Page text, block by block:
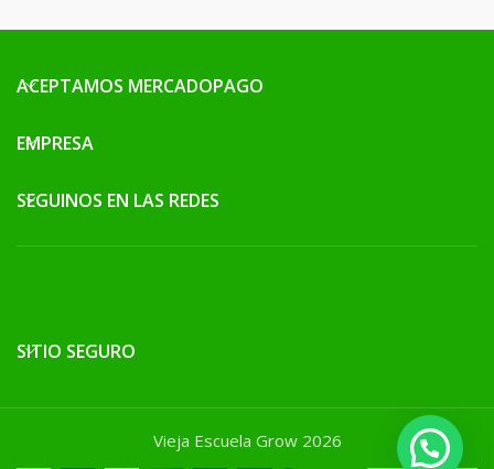
ACEPTAMOS MERCADOPAGO
EMPRESA
SEGUINOS EN LAS REDES
SITIO SEGURO
Vieja Escuela Grow 2026